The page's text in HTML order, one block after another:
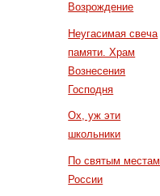
Возрождение
Неугасимая свеча
памяти. Храм
Вознесения
Господня
Ох, уж эти
школьники
По святым местам
России